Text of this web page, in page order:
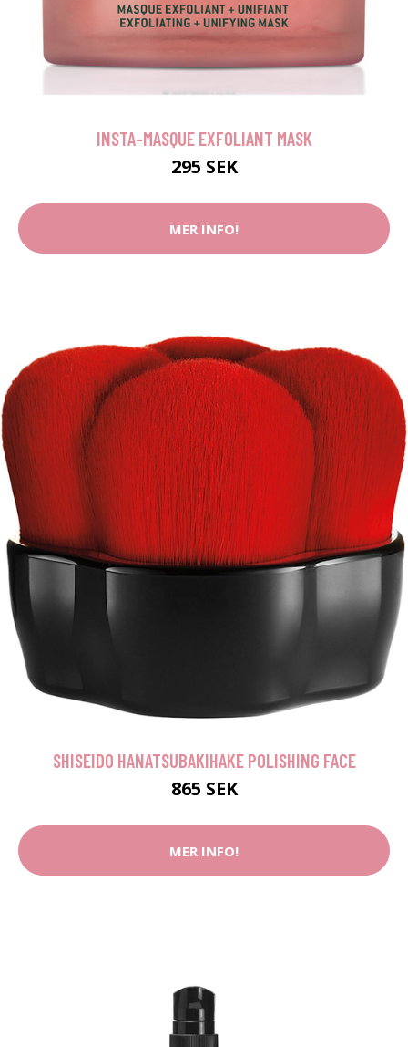
INSTA-MASQUE EXFOLIANT MASK
295 SEK
MER INFO!
SHISEIDO HANATSUBAKIHAKE POLISHING FACE
865 SEK
MER INFO!